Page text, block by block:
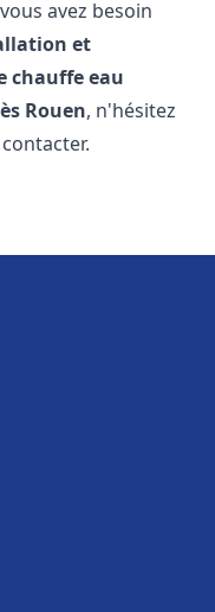
avez besoin
et
chauffe eau
Rouen, n'hésitez